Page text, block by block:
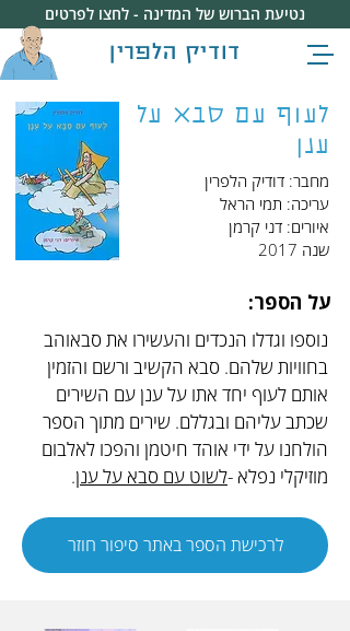
דודיק הלפרין
נטיעת הברוש של המדינה - לחצו לפרטים
לעוף עם סבא על
ענן
מחבר: דודיק הלפרין
עריכה: תמי הראל
איורים: דני קרמן
שנה 2017
על הספר:
נוספו וגדלו הנכדים והעשירו את סבאוהב
בחוויות שלהם. סבא הקשיב ורשם והזמין
אותם לעוף יחד אתו על ענן עם השירים
שכתב עליהם ובגללם. שירים מתוך הספר
הולחנו על ידי אוהד חיטמן והפכו לאלבום
מוזיקלי נפלא -לשוט עם סבא על ענן.
לרכישת הספר באתר סיפור חוזר